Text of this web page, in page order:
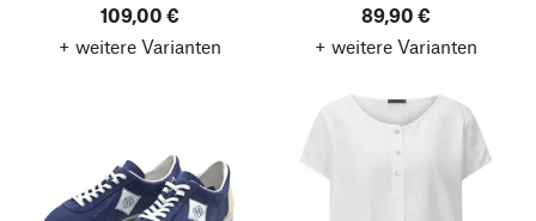
109,00 €
+ weitere Varianten
89,90 €
+ weitere Varianten